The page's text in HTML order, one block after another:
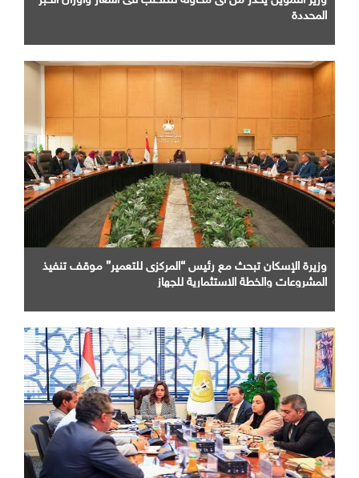
المحددة
وزيرة الإسكان تبحث مع رئيس “المركزى للتعمير” موقف تنفيذ
المشروعات والخطة الاستثمارية للجهاز